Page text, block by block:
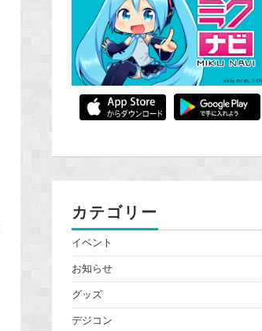
カテゴリー
イベント
お知らせ
グッズ
デジコン